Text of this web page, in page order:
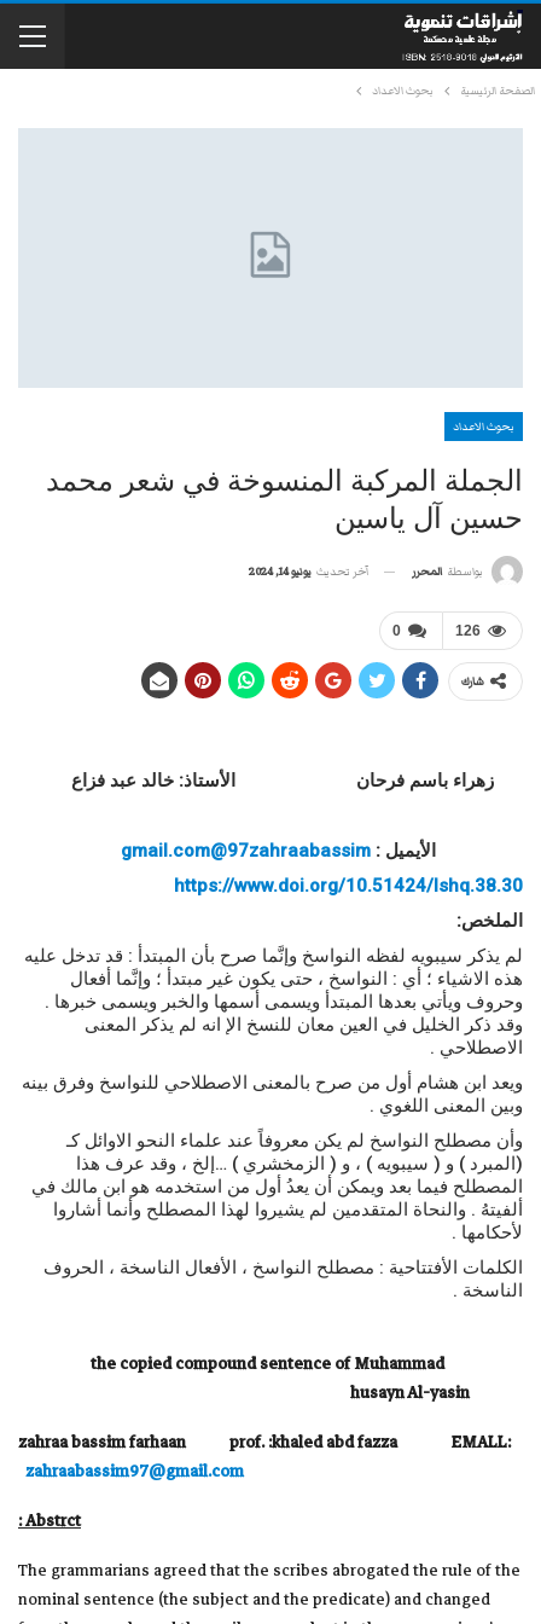
الصفحة الرئيسية بحوث الاعداد
بحوث الاعداد
الجملة المركبة المنسوخة في شعر محمد
حسين آل ياسين
بواسطة المحرر آخر تحديث يونيو 14, 2024
0 126
شارك
زهراء باسم فرحان الأستاذ: خالد عبد فزاع
الأيميل :
gmail.com@97zahraabassim
https://www.doi.org/10.51424/Ishq.38.30
الملخص:
لم يذكر سيبويه لفظه النواسخ وإنَّما صرح بأن المبتدأ : قد تدخل عليه
هذه الاشياء ؛ أي : النواسخ ، حتى يكون غير مبتدأ ؛ وإنَّما أفعال
وحروف ويأتي بعدها المبتدأ ويسمى أسمها والخبر ويسمى خبرها .
وقد ذكر الخليل في العين معان للنسخ الإ انه لم يذكر المعنى
الاصطلاحي .
ويعد ابن هشام أول من صرح بالمعنى الاصطلاحي للنواسخ وفرق بينه
وبين المعنى اللغوي .
وأن مصطلح النواسخ لم يكن معروفاً عند علماء النحو الاوائل كـ
(المبرد ) و ( سيبويه ) ، و ( الزمخشري ) …إلخ ، وقد عرف هذا
المصطلح فيما بعد ويمكن أن يعدُ أول من استخدمه هو ابن مالك في
ألفيتهُ . والنحاة المتقدمين لم يشيروا لهذا المصطلح وأنما أشاروا
لأحكامها .
الكلمات الأفتتاحية : مصطلح النواسخ ، الأفعال الناسخة ، الحروف
الناسخة .
the copied compound sentence of Muhammad
husayn Al-yasin
zahraa bassim farhaan prof. :khaled abd fazza EMALL:
zahraabassim97@gmail.com
Abstrct :
The grammarians agreed that the scribes abrogated the rule of the
nominal sentence (the subject and the predicate) and changed